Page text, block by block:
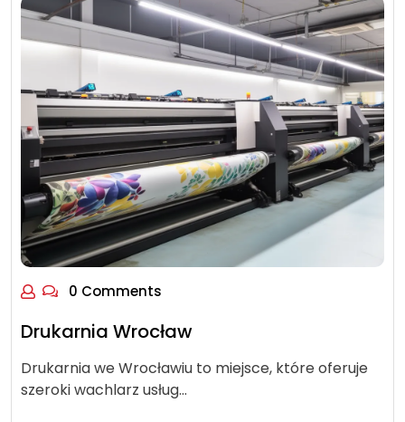
0 Comments
Drukarnia Wrocław
Drukarnia we Wrocławiu to miejsce, które oferuje
szeroki wachlarz usług…